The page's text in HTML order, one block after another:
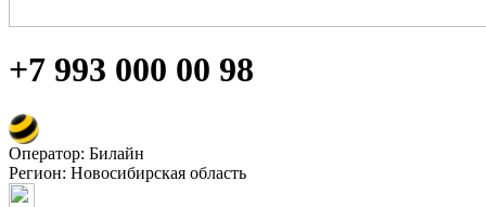
+7 993 000 00 98
Оператор: Билайн
Регион: Новосибирская область